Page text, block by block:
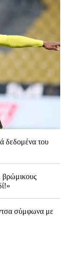
δεδομένα του
βρώμικους
σύμφωνα με